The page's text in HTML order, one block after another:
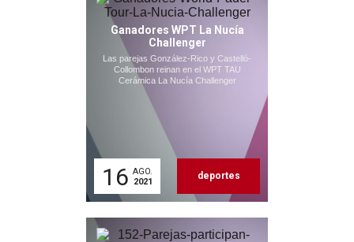
Ganadores WPT La Nucía
Challenger
Las parejas González-Rico y Castelló-
Collombon reinan en el WPT TAU
Cerámica La Nucía Challenger
16 AGO.
2021
deportes